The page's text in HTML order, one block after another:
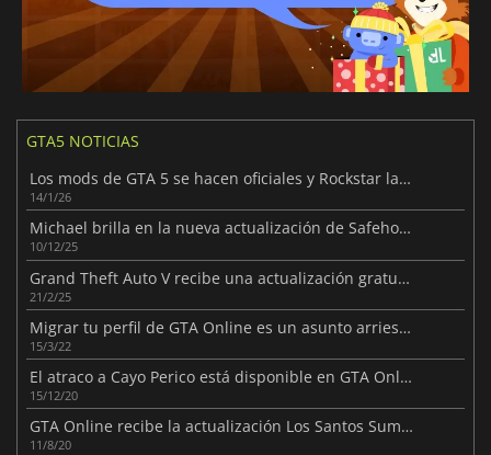
GTA5 NOTICIAS
Los mods de GTA 5 se hacen oficiales y Rockstar lanza un mercado
14/1/26
Michael brilla en la nueva actualización de Safehouse de GTA Online
10/12/25
Grand Theft Auto V recibe una actualización gratuita para PC con más contenido y gráficos mejorados
21/2/25
Migrar tu perfil de GTA Online es un asunto arriesgado
15/3/22
El atraco a Cayo Perico está disponible en GTA Online
15/12/20
GTA Online recibe la actualización Los Santos Summer Special
11/8/20